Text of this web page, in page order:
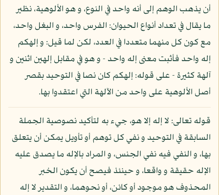
أن يذهب الوهم إلى أنه واحد في النوع، و هو الألوهية، نظير
ما يقال في تعداد أنواع الحيوان: الفرس واحد، و البغل واحد،
مع كون كل منهما متعددا في العدد، لكن لما قيل: و إلهكم
إله واحد فأثبت معنى إله واحد - و هو في مقابل إلهين اثنين و
آلهة كثيرة - على قوله: إلهكم كان نصا في التوحيد بقصر
أصل الألوهية على واحد من الآلهة التي اعتقدوا بها.
قوله تعالى: لا إله إلا هو، جيء به لتأكيد نصوصية الجملة
السابقة في التوحيد و نفي كل توهم أو تأويل يمكن أن يتعلق
بها، و النفي فيه نفي الجنس، و المراد بالإله ما يصدق عليه
الإله حقيقة و واقعا، و حينئذ فيصح أن يكون الخبر
المحذوف هو موجود أو كائن، أو نحوهما، و التقدير لا إله